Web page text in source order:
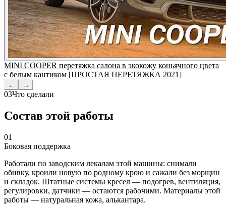
MINI COOPER перетяжка салона в экокожу коньячного цвета
с белым кантиком [ПРОСТАЯ ПЕРЕТЯЖКА 2021]
← →
03Что сделали
Состав этой работы
01
Боковая поддержка
Работали по заводским лекалам этой машины: снимали
обивку, кроили новую по родному крою и сажали без морщин
и складок. Штатные системы кресел — подогрев, вентиляция,
регулировки, датчики — остаются рабочими. Материалы этой
работы — натуральная кожа, алькантара.